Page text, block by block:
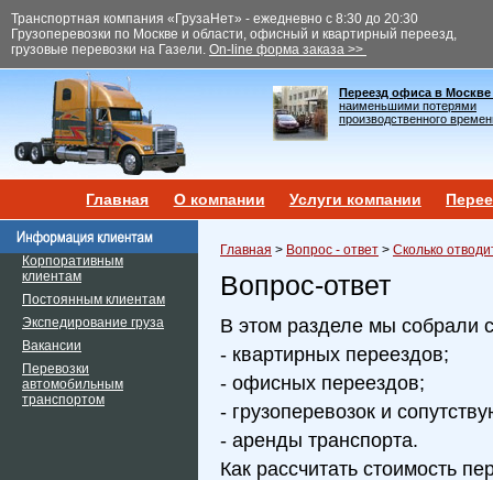
Транспортная компания «ГрузаНет» - ежедневно с 8:30 до 20:30
Грузоперевозки по Москве и области, офисный и квартирный переезд,
грузовые перевозки на Газели. On-line форма заказа >>
Переезд офиса в Москве
наименьшими потерями
производственного
Главная О компании Услуги компании
Корпоративным
клиентам
Постоянным клиентам
Экспедирование груза
Вакансии
Перевозки
автомобильным
транспортом
Главная > Вопрос - ответ > Сколько
Вопрос-ответ
В этом разделе мы собрали
- квартирных переездов;
- офисных переездов;
- грузоперевозок и
- аренды транспорта.
Как рассчитать стоимость